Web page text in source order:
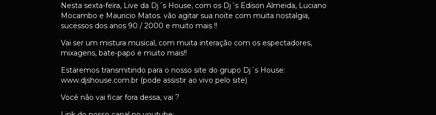
Nesta sexta-feira, Live da Dj´s House, com os Dj´s Edison Almeida, Luciano
Mocambo e Mauricio Matos. vão agitar sua noite com muita nostalgia,
sucessos dos anos 90 / 2000 e muito mais !!
Vai ser um mistura musical, com muita interação com os espectadores,
mixagens, bate-papo e muito mais!!
Estaremos transmitindo para o nosso site do grupo Dj´s House:
www.djshouse.com.br (pode assistir ao vivo pelo site)
Você não vai ficar fora dessa, vai ?